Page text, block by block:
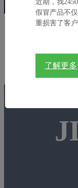
近期，我
假冒产品不
重损害了客
了解更多